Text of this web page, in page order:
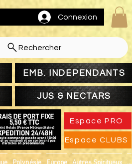
Connexion
Rechercher
EMB. INDEPENDANTS
JUS & NECTARS
Espace PRO
Espace CLUBS